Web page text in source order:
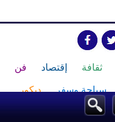
ثقافة إقتصاد فن
سياحة وسفر ديكور